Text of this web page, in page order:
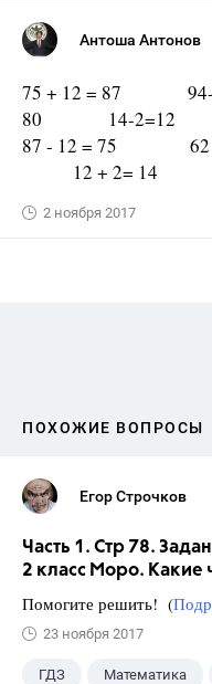
Антоша Антонов
75 + 12 = 87
80 14-2=12
87 - 12 = 75 62
12 + 2= 14
2 ноября 2017
ПОХОЖИЕ ВОПРОСЫ
Егор Строчков
Часть 1. Стр 78.
2 класс Моро.
Помогите решить! (
23 ноября 2017
ГДЗ Математика